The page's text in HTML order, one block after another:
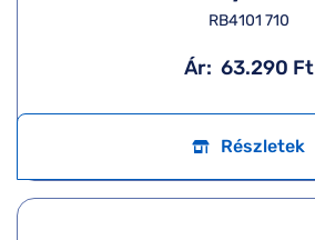
RB4101 710
Ár: 63.290 Ft
Részletek